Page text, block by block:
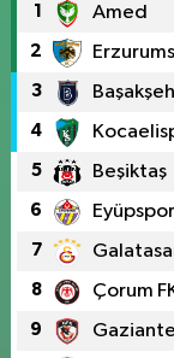
1 Amed
2
3
4
5 Beşiktaş
6 Eyüpspor
7
8 Çorum
9